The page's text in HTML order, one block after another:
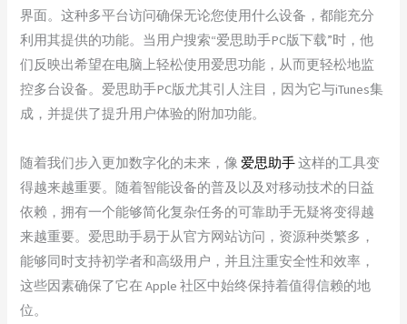
界面。这种多平台访问确保无论您使用什么设备，都能充分
利用其提供的功能。当用户搜索“爱思助手PC版下载”时，他
们反映出希望在电脑上轻松使用爱思功能，从而更轻松地监
控多台设备。爱思助手PC版尤其引人注目，因为它与iTunes集
成，并提供了提升用户体验的附加功能。
随着我们步入更加数字化的未来，像爱思助手这样的工具变
得越来越重要。随着智能设备的普及以及对移动技术的日益
依赖，拥有一个能够简化复杂任务的可靠助手无疑将变得越
来越重要。爱思助手易于从官方网站访问，资源种类繁多，
能够同时支持初学者和高级用户，并且注重安全性和效率，
这些因素确保了它在 Apple 社区中始终保持着值得信赖的地
位。